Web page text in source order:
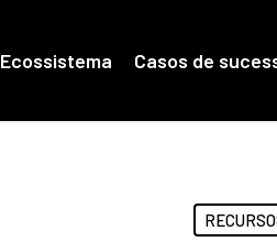
Ecossistema Casos de